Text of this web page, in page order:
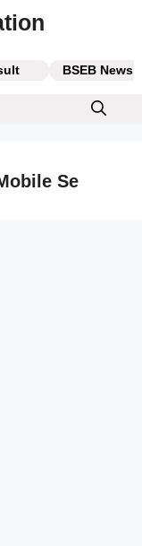
BSEB News
Se